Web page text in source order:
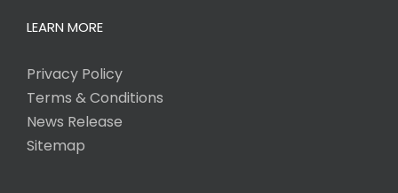
LEARN MORE
Privacy Policy
Terms & Conditions
News Release
Sitemap